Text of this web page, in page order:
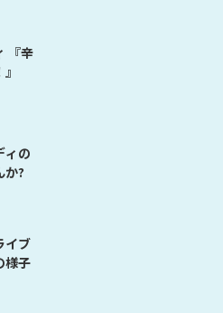
ィの
か?
イブ
様子